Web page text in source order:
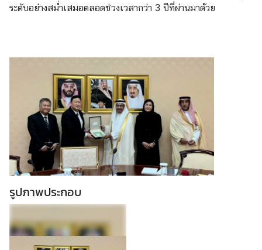
ก
ร
ะ
ท
ร
ว
ง
า
ระดับอย่างสม่ำเสมอตลอดช่วงเวลากว่า 3 ปีที่ผ่านมาด้วย
รูปภาพประกอบ